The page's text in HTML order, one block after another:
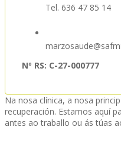
Tel. 636 47 85 14
Nº RS: C-27-000777
Na nosa clínica, a nosa
recuperación. Estamos aquí
antes ao traballo ou ás túas